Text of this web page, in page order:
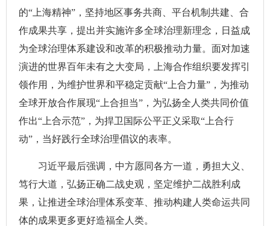
的“上海精神”，坚持地区事务共商、平台机制共建、合
作成果共享，提出并实施许多全球治理新理念，日益成
为全球治理体系建设和改革的积极推动力量。面对加速
演进的世界百年未有之大变局，上海合作组织要发挥引
领作用，为维护世界和平稳定贡献“上合力量”，为推动
全球开放合作展现“上合担当”，为弘扬全人类共同价值
作出“上合示范”，为捍卫国际公平正义采取“上合行
动”，当好践行全球治理倡议的表率。
习近平最后强调，中方愿同各方一道，勇担大义、
笃行大道，弘扬正确二战史观，坚定维护二战胜利成
果，让推进全球治理体系变革、推动构建人类命运共同
体的成果更多更好造福全人类。